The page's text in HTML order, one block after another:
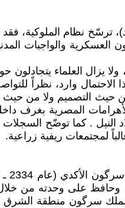
المبكرة في بلاد الرافدين (حوالي عام 2900
والواجبات
يزال العلماء
عام 2613-2181 قبل الميلاد). ورغم
التصميم ولا من حيث
المصرية بغرف
. كما توضّح السجلات
لمجتمعات ريفية زراعية.
وحافظ على وحدته من
لمدينة أور ). كما وحّد الملك